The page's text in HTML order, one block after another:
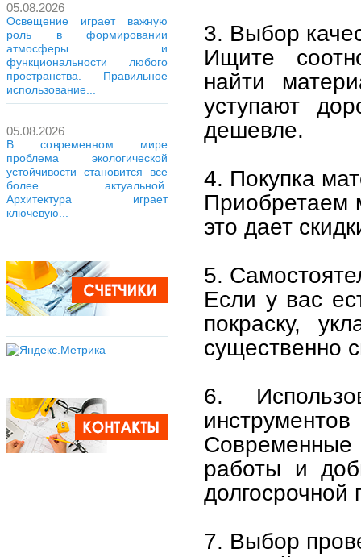
05.08.2026
Освещение играет важную
роль в формировании
атмосферы и
функциональности любого
пространства. Правильное
использование...
05.08.2026
В современном мире
проблема экологической
устойчивости становится все
более актуальной.
Архитектура играет
ключевую...
3. Выбор
Ищите
найти
уступают
дешевле.
4. Покупка
Приобретаем
это дает
5.
Если у вас
покраску,
существенно
6.
инструментов
работы и
долгосрочной
7. Выбор